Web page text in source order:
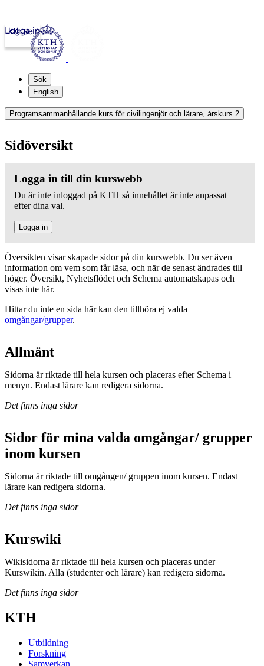
kth.se
Logga in
Sök
English
Programsammanhållande kurs för civilingenjör och lärare, årskurs 2
Sidöversikt
Logga in till din kurswebb
Du är inte inloggad på KTH så innehållet är inte anpassat
efter dina val.
Logga in
Översikten visar skapade sidor på din kurswebb. Du ser även
information om vem som får läsa, och när de senast ändrades till
höger. Översikt, Nyhetsflödet och Schema automatskapas och
visas inte här.
Hittar du inte en sida här kan den tillhöra ej valda
omgångar/grupper.
Allmänt
Sidorna är riktade till hela kursen och placeras efter Schema i
menyn. Endast lärare kan redigera sidorna.
Det finns inga sidor
Sidor för mina valda omgångar/ grupper
inom kursen
Sidorna är riktade till omgången/ gruppen inom kursen. Endast
lärare kan redigera sidorna.
Det finns inga sidor
Kurswiki
Wikisidorna är riktade till hela kursen och placeras under
Kurswikin. Alla (studenter och lärare) kan redigera sidorna.
Det finns inga sidor
KTH
Utbildning
Forskning
Samverkan